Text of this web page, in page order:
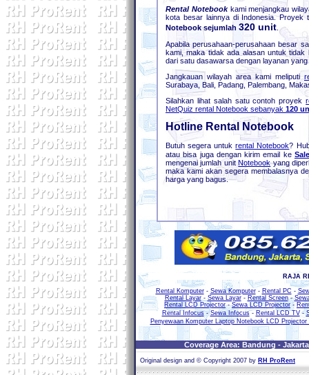
Rental Notebookkami menjangkau
kota besar lainnya di Indonesia.
Notebook sejumlah 320 unit
Apabila perusahaan-perusahaan besar
kami, maka tidak ada alasan untuk tidak
dari satu dasawarsa dengan layanan
Jangkauan wilayah area kami meliputi
Surabaya, Bali, Padang, Palembang,
Silahkan lihat salah satu contoh proyek
NetQuiz rental Notebook sebanyak 120
Hotline Rental Notebook
Butuh segera untukrental Notebook?
atau bisa juga dengan kirim email ke
mengenai jumlah unitNotebookyang
maka kami akan segera membalasnya
harga yang bagus.
RAJA
Rental Komputer- Sewa Komputer- Rental PC -
Rental Layar- Sewa Layar- Rental Screen-
Rental LCD Projector-Sewa LCD Projector -
Rental Infocus-Sewa Infocus- Rental LCD TV-
Penyewaan Komputer Laptop Notebook LCD Projector
Coverage Area: Bandung -
Original design and © Copyright 2007 by RH ProRent